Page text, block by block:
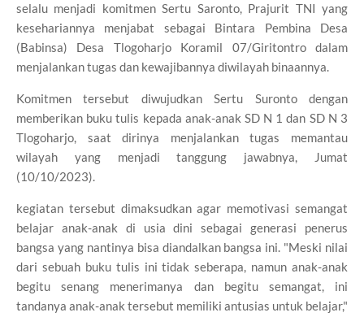
selalu menjadi komitmen Sertu Saronto, Prajurit TNI yang
kesehariannya menjabat sebagai Bintara Pembina Desa
(Babinsa) Desa Tlogoharjo Koramil 07/Giritontro dalam
menjalankan tugas dan kewajibannya diwilayah binaannya.
Komitmen tersebut diwujudkan Sertu Suronto dengan
memberikan buku tulis kepada anak-anak SD N 1 dan SD N 3
Tlogoharjo, saat dirinya menjalankan tugas memantau
wilayah yang menjadi tanggung jawabnya, Jumat
(10/10/2023).
kegiatan tersebut dimaksudkan agar memotivasi semangat
belajar anak-anak di usia dini sebagai generasi penerus
bangsa yang nantinya bisa diandalkan bangsa ini. "Meski nilai
dari sebuah buku tulis ini tidak seberapa, namun anak-anak
begitu senang menerimanya dan begitu semangat, ini
tandanya anak-anak tersebut memiliki antusias untuk belajar,"